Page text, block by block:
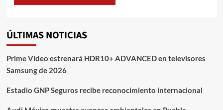
ÚLTIMAS NOTICIAS
Prime Video estrenará HDR10+ ADVANCED en televisores
Samsung de 2026
Estadio GNP Seguros recibe reconocimiento internacional